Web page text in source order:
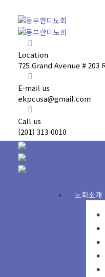
Location
725 Grand Avenue # 203
E-mail us
ekpcusa@gmail.com
Call us
(201) 313-0010
노회소개